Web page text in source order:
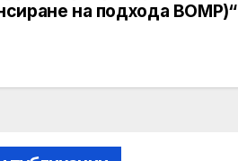
на подхода ВОМР)“